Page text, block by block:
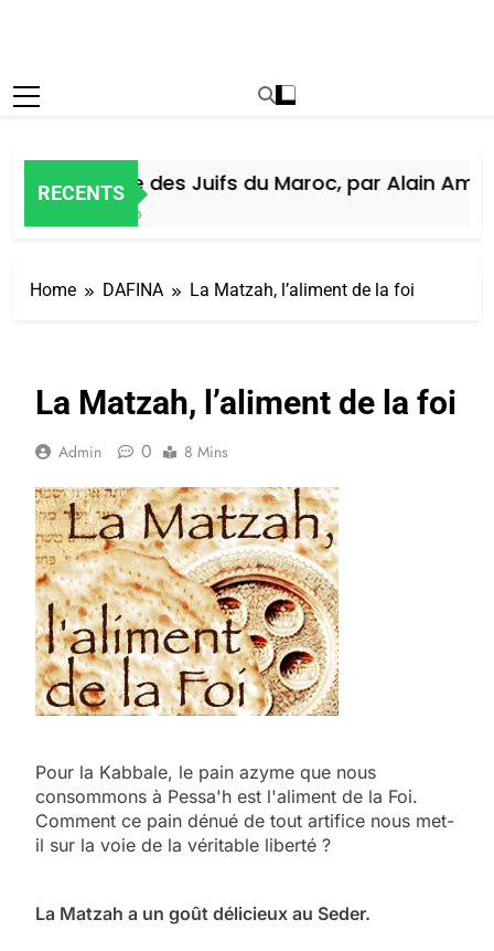
RECENTS
Histoire des Juifs du Maroc, par Alain Amiel
Home DAFINA La Matzah, l’aliment de la foi
La Matzah, l’aliment de la foi
Admin 0 8 Mins
Pour la Kabbale, le pain azyme que nous
consommons à Pessa'h est l'aliment de la Foi.
Comment ce pain dénué de tout artifice nous met-
il sur la voie de la véritable liberté ?
La Matzah a un goût délicieux au Seder.